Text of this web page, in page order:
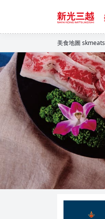
美食地圖 skmeats